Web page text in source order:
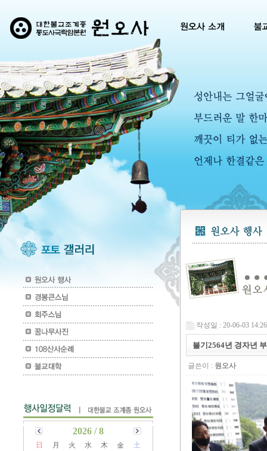
2026 / 8
日 月 火 水 木 金 土
작성일 : 20-06-03 14:26
불기2564년 경자년
글쓴이 : 원오사